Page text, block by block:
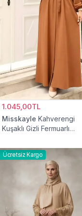
1.045,00TL
Misskayle Kahverengi
Kuşaklı Gizli Fermuarlı
Ücretsiz Kargo